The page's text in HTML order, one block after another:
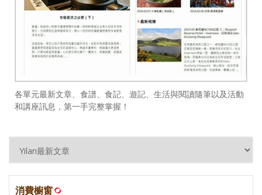
各單元最新文章、食譜、食記、遊記、生活與閱讀隨筆以及活動
和講座訊息，第一手完整掌握！
消費櫥窗